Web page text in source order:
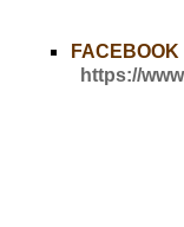
https://